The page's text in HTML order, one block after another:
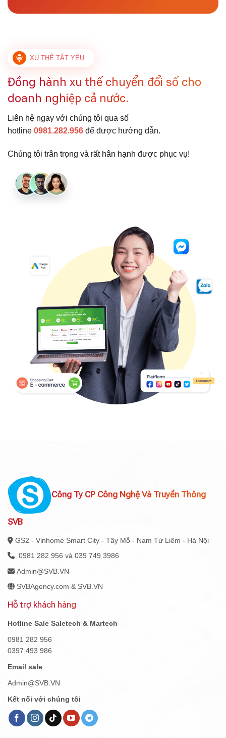
XU THẾ TẤT YẾU
Đồng hành xu thế chuyển đổi số cho
doanh nghiệp cả nước.
Liên hệ ngay với chúng tôi qua số
hotline 0981.282.956 để được hướng dẫn.
Chúng tôi trân trọng và rất hân hạnh được phục vụ!
Công Ty CP Công Nghệ Và Truyền Thông
SVB
GS2 - Vinhome Smart City - Tây Mỗ - Nam Từ Liêm - Hà Nội
0981 282 956 và 039 749 3986
Admin@SVB.VN
SVBAgency.com & SVB.VN
Hỗ trợ khách hàng
Hotline Sale Saletech & Martech
0981 282 956
0397 493 986
Email sale
Admin@SVB.VN
Kết nối với chúng tôi